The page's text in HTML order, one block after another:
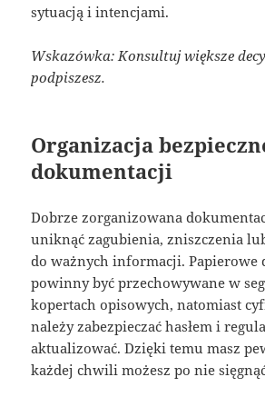
sytuacją i intencjami.
Wskazówka: Konsultuj większe
podpiszesz.
Organizacja
dokumentacji
Dobrze zorganizowana
uniknąć zagubienia, zniszczenia
do ważnych informacji. Papierowe
powinny być przechowywane w
kopertach opisowych, natomiast
należy zabezpieczać hasłem i
aktualizować. Dzięki temu masz
każdej chwili możesz po nie